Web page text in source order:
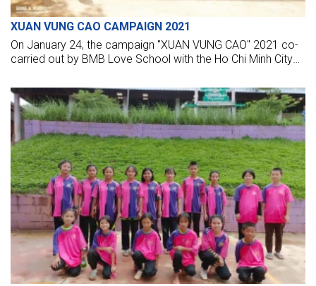
XUAN VUNG CAO CAMPAIGN 2021
On January 24, the campaign "XUAN VUNG CAO" 2021 co-
carried out by BMB Love School with the Ho Chi Minh City
Architecture, the companion of Son Dura Vietnam Co., Ltd.
has ended successfully.